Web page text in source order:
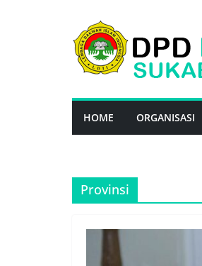
HOME ORGANISASI
Provinsi